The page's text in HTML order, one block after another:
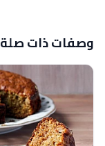
وصفات ذات صلة